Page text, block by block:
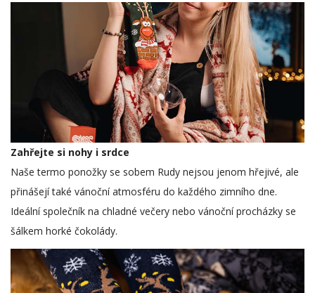
Zahřejte si nohy i srdce
Naše termo ponožky se sobem Rudy nejsou jenom hřejivé, ale
přinášejí také vánoční atmosféru do každého zimního dne.
Ideální společník na chladné večery nebo vánoční procházky se
šálkem horké čokolády.